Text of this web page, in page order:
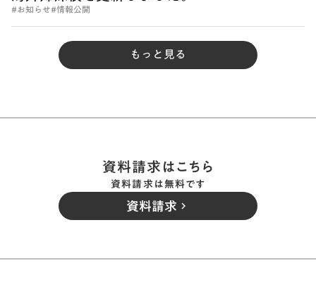
#お知らせ#情報公開
もっと見る
資料請求はこちら
資料請求は無料です
資料請求 keyboard_arrow_right